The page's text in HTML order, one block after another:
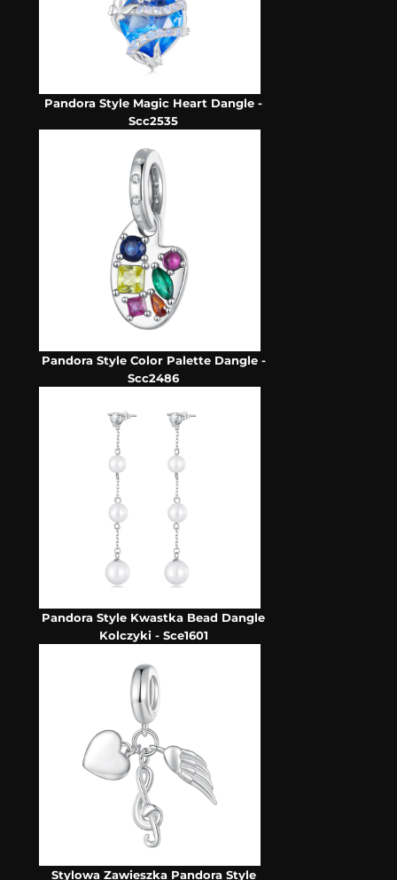
Pandora Style Magic Heart Dangle -
Scc2535
Pandora Style Color Palette Dangle -
Scc2486
Pandora Style Kwastka Bead Dangle
Kolczyki - Sce1601
Stylowa Zawieszka Pandora Style